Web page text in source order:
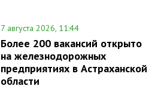
7 августа 2026, 11:44
Более 200 вакансий открыто
на железнодорожных
предприятиях в Астраханской
области